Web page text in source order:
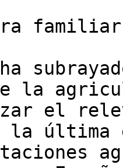
la
el
la